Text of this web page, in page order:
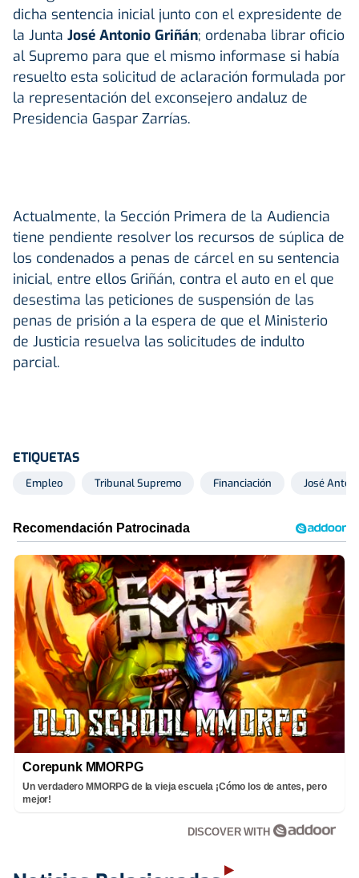
dicha sentencia inicial junto con el expresidente de
la Junta José Antonio Griñán; ordenaba librar oficio
al Supremo para que el mismo informase si había
resuelto esta solicitud de aclaración formulada por
la representación del exconsejero andaluz de
Presidencia Gaspar Zarrías.
Actualmente, la Sección Primera de la Audiencia
tiene pendiente resolver los recursos de súplica de
los condenados a penas de cárcel en su sentencia
inicial, entre ellos Griñán, contra el auto en el que
desestima las peticiones de suspensión de las
penas de prisión a la espera de que el Ministerio
de Justicia resuelva las solicitudes de indulto
parcial.
ETIQUETAS
Empleo Tribunal Supremo Financiación José
Corepunk MMORPG
Un verdadero MMORPG de la vieja escuela ¡Cómo los de antes, pero
mejor!
DISCOVER WITH